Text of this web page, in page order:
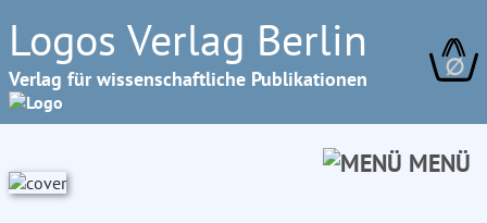
Logos Verlag Berlin
Verlag für wissenschaftliche Publikationen ∅
MENÜ